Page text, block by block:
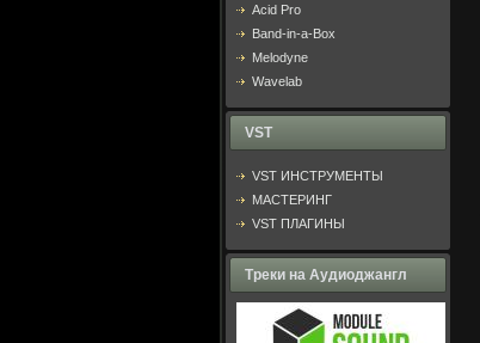
Acid Pro
Band-in-a-Box
Melodyne
Wavelab
VST
VST ИНСТРУМЕНТЫ
МАСТЕРИНГ
VST ПЛАГИНЫ
Треки на Аудиоджангл